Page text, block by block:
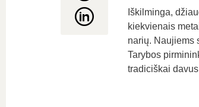
Iškilminga,
kiekvienais
narių. Naujiems
Tarybos
tradiciškai